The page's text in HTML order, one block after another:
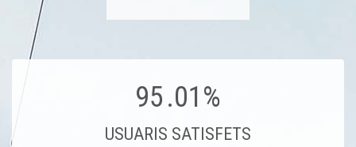
95.01%
USUARIS SATISFETS